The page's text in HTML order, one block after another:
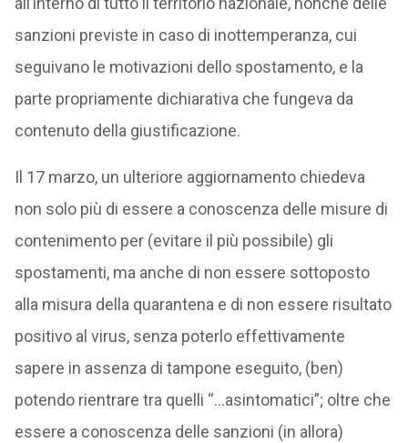
sanzioni previste in caso di inottemperanza, cui
seguivano le motivazioni dello spostamento, e la
parte propriamente dichiarativa che fungeva da
contenuto della giustificazione.
Il 17 marzo, un ulteriore aggiornamento chiedeva
non solo più di essere a conoscenza delle misure di
contenimento per (evitare il più possibile) gli
spostamenti, ma anche di non essere sottoposto
alla misura della quarantena e di non essere risultato
positivo al virus, senza poterlo effettivamente
sapere in assenza di tampone eseguito, (ben)
potendo rientrare tra quelli “…asintomatici”; oltre che
essere a conoscenza delle sanzioni (in allora)